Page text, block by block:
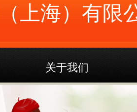
上海）有限
关于我们